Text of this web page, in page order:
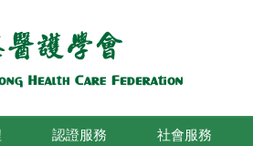
認證服務 社會服務